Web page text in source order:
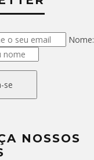
Nome:
se
NOSSOS